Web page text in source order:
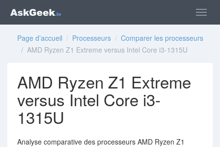
Page d’accueil / Processeurs / Comparer les processeurs
/ AMD Ryzen Z1 Extreme versus Intel Core i3-1315U
AMD Ryzen Z1 Extreme
versus Intel Core i3-
1315U
Analyse comparative des processeurs AMD Ryzen Z1